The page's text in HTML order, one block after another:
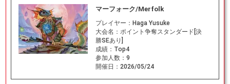
マーフォーク/Merfolk
プレイヤー： Haga Yusuke
大会名： ポイント争奪スタンダード[決
勝SEあり]
成績： Top4
参加人数： 9
開催日： 2026/05/24